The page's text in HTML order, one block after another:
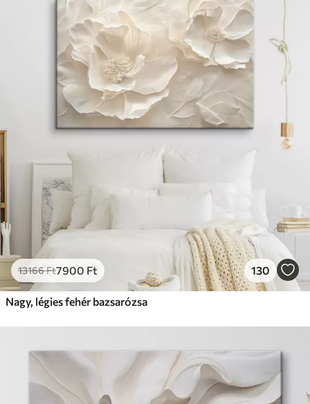
13166Ft7900 Ft 130
Nagy, légies fehér bazsarózsa